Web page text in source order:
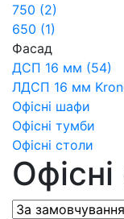
750 (2)
650 (1)
Фасад
ДСП 16 мм (54)
ЛДСП 16 мм
Офісні шафи
Офісні тумби
Офісні столи